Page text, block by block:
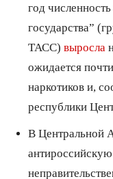
год
государства”
ТАСС) выросла
ожидается
наркотиков и,
республики
В Центральной